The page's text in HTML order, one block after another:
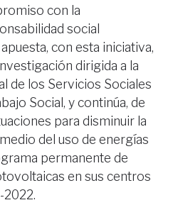
con la
social
con esta iniciativa,
dirigida a la
de los Servicios Sociales
Social, y continúa, de
para disminuir la
del uso de energías
permanente de
en sus centros
2022.